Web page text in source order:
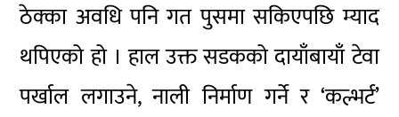
ठेक्का अवधि पनि गत पुसमा सकिएपछि म्याद
थपिएको हो । हाल उक्त सडकको दायाँबायाँ टेवा
पर्खाल लगाउने, नाली निर्माण गर्ने र ‘कल्भर्ट’